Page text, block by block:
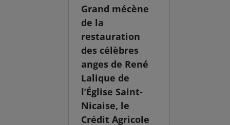
Grand mécène
de la
restauration
des célèbres
anges de René
Lalique de
l’Église Saint-
Nicaise, le
Crédit Agricole